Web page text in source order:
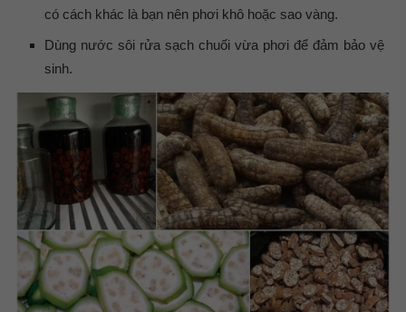
có cách khác là bạn nên phơi khô hoặc sao vàng.
Dùng nước sôi rửa sạch chuối vừa phơi để đảm bảo vệ
sinh.